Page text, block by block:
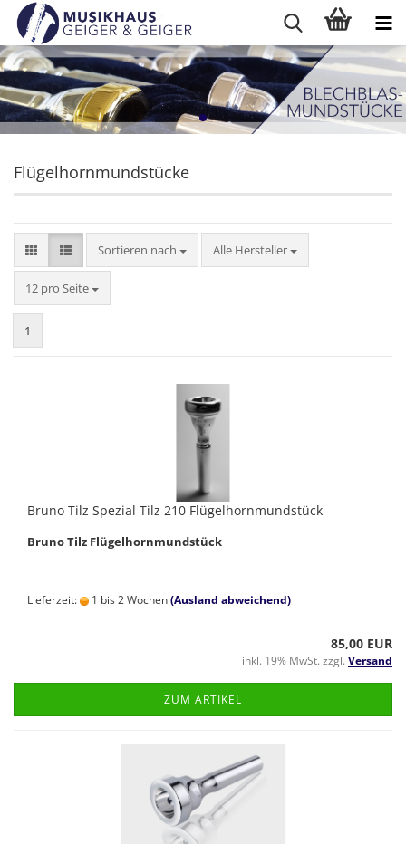
Flügelhornmundstücke
Sortieren nach
Sortieren nach Alle Hersteller
12 pro Seite
pro Seite
1
Bruno Tilz Spezial Tilz 210 Flügelhornmundstück
Bruno Tilz Flügelhornmundstück
Lieferzeit: 1 bis 2 Wochen(Ausland abweichend)
85,00 EUR
inkl. 19% MwSt. zzgl. Versand
ZUM ARTIKEL